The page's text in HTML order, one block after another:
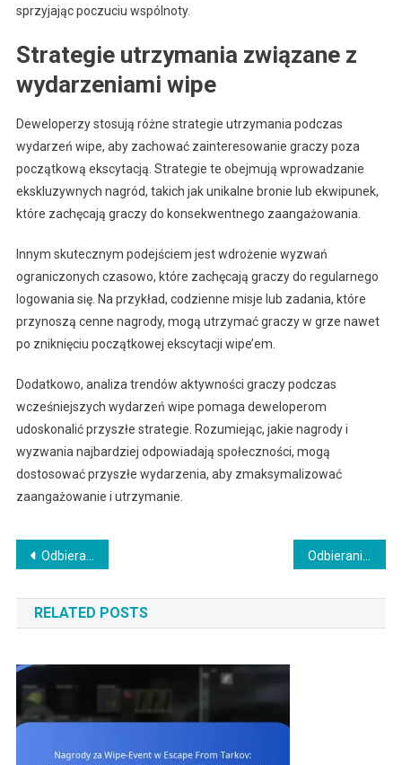
sprzyjając poczuciu wspólnoty.
Strategie utrzymania związane z
wydarzeniami wipe
Deweloperzy stosują różne strategie utrzymania podczas
wydarzeń wipe, aby zachować zainteresowanie graczy poza
początkową ekscytacją. Strategie te obejmują wprowadzanie
ekskluzywnych nagród, takich jak unikalne bronie lub ekwipunek,
które zachęcają graczy do konsekwentnego zaangażowania.
Innym skutecznym podejściem jest wdrożenie wyzwań
ograniczonych czasowo, które zachęcają graczy do regularnego
logowania się. Na przykład, codzienne misje lub zadania, które
przynoszą cenne nagrody, mogą utrzymać graczy w grze nawet
po zniknięciu początkowej ekscytacji wipe’em.
Dodatkowo, analiza trendów aktywności graczy podczas
wcześniejszych wydarzeń wipe pomaga deweloperom
udoskonalić przyszłe strategie. Rozumiejąc, jakie nagrody i
wyzwania najbardziej odpowiadają społeczności, mogą
dostosować przyszłe wydarzenia, aby zmaksymalizować
zaangażowanie i utrzymanie.
Post
navigation
Odbieranie prezentów w Escape From Tarkov: Dyskusje społeczności, Fora, Porady graczy
RELATED POSTS